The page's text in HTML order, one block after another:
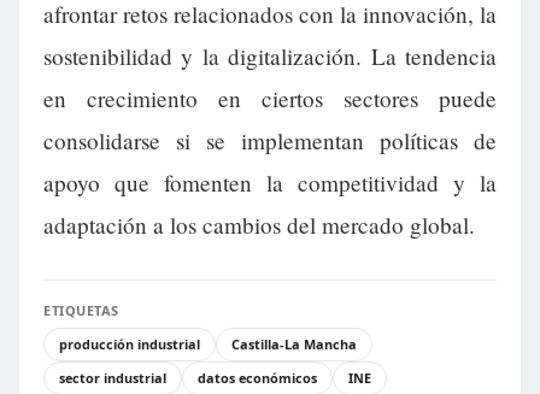
afrontar retos relacionados con la innovación, la
sostenibilidad y la digitalización. La tendencia
en crecimiento en ciertos sectores puede
consolidarse si se implementan políticas de
apoyo que fomenten la competitividad y la
adaptación a los cambios del mercado global.
ETIQUETAS
producción industrial
Castilla-La Mancha
sector industrial
datos económicos INE